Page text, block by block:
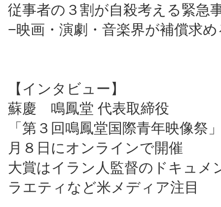
従事者の３割が自殺考える緊急
−映画・演劇・音楽界が補償求
【インタビュー】
蘇慶 鳴鳳堂 代表取締役
「第３回鳴鳳堂国際青年映像祭
月８日にオンラインで開催
大賞はイラン人監督のドキュメ
ラエティなど米メディア注目